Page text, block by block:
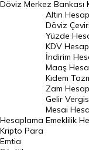
Norveç Kronu Kuru
İsveç Kronu Kuru
Japon Yeni Kuru
Serbest Piyasa Döviz
Merkez Bankası Döviz
Altın Fiyatları
Gram Altın Fiyatı
Döviz Merkez Bankası
Hesaplama
Altın
Döviz
Yüzde
KDV
İndirim
Maaş
Kıdem
Zam
Gelir
Mesai
Emeklilik
Kripto Para
Emtia